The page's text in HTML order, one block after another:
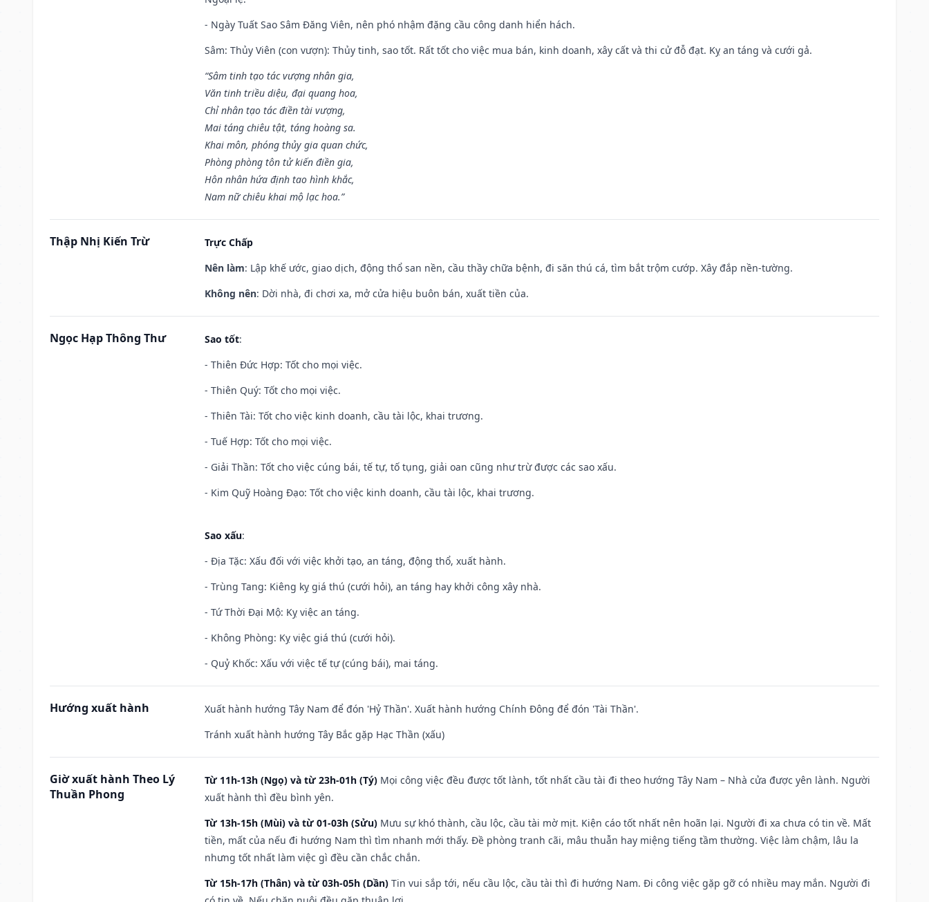
- Ngày Tuất Sao Sâm Đăng Viên, nên phó nhậm đặng cầu công danh hiển hách.
Sâm: Thủy Viên (con vượn): Thủy tinh, sao tốt. Rất tốt cho việc mua bán, kinh doanh, xây cất và thi cử đỗ đạt. Kỵ an táng và cưới gả.
“Sâm tinh tạo tác vượng nhân gia,
Văn tinh triều diệu, đại quang hoa,
Chỉ nhân tạo tác điền tài vượng,
Mai táng chiêu tật, táng hoàng sa.
Khai môn, phóng thủy gia quan chức,
Phòng phòng tôn tử kiến điền gia,
Hôn nhân hứa định tao hình khắc,
Nam nữ chiêu khai mộ lạc hoa.”
Thập Nhị Kiến Trừ
Trực Chấp
Nên làm: Lập khế ước, giao dịch, động thổ san nền, cầu thầy chữa bệnh, đi săn thú cá, tìm bắt trộm cướp. Xây đắp nền-tường.
Không nên: Dời nhà, đi chơi xa, mở cửa hiệu buôn bán, xuất tiền của.
Ngọc Hạp Thông Thư Sao tốt:
- Thiên Đức Hợp: Tốt cho mọi việc.
- Thiên Quý: Tốt cho mọi việc.
- Thiên Tài: Tốt cho việc kinh doanh, cầu tài lộc, khai trương.
- Tuế Hợp: Tốt cho mọi việc.
- Giải Thần: Tốt cho việc cúng bái, tế tự, tố tụng, giải oan cũng như trừ được các sao xấu.
- Kim Quỹ Hoàng Đạo: Tốt cho việc kinh doanh, cầu tài lộc, khai trương.
Sao xấu:
- Địa Tặc: Xấu đối với việc khởi tạo, an táng, động thổ, xuất hành.
- Trùng Tang: Kiêng kỵ giá thú (cưới hỏi), an táng hay khởi công xây nhà.
- Tứ Thời Đại Mộ: Kỵ việc an táng.
- Không Phòng: Kỵ việc giá thú (cưới hỏi).
- Quỷ Khốc: Xấu với việc tế tự (cúng bái), mai táng.
Hướng xuất hành
Xuất hành hướng Tây Nam để đón 'Hỷ Thần'. Xuất hành hướng Chính Đông để đón 'Tài Thần'.
Tránh xuất hành hướng Tây Bắc gặp Hạc Thần (xấu)
Giờ xuất hành Theo Lý
Thuần Phong
Từ 11h-13h (Ngọ) và từ 23h-01h (Tý) Mọi công việc đều được tốt lành, tốt nhất cầu tài đi theo hướng Tây Nam – Nhà cửa được yên lành. Người
xuất hành thì đều bình yên.
Từ 13h-15h (Mùi) và từ 01-03h (Sửu) Mưu sự khó thành, cầu lộc, cầu tài mờ mịt. Kiện cáo tốt nhất nên hoãn lại. Người đi xa chưa có tin về. Mất
tiền, mất của nếu đi hướng Nam thì tìm nhanh mới thấy. Đề phòng tranh cãi, mâu thuẫn hay miệng tiếng tầm thường. Việc làm chậm, lâu la
nhưng tốt nhất làm việc gì đều cần chắc chắn.
Từ 15h-17h (Thân) và từ 03h-05h (Dần) Tin vui sắp tới, nếu cầu lộc, cầu tài thì đi hướng Nam. Đi công việc gặp gỡ có nhiều may mắn. Người đi